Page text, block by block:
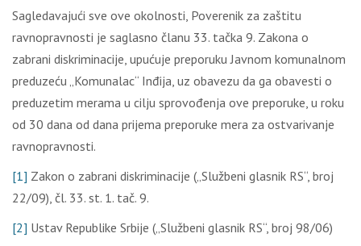
Sagledavajući sve ove okolnosti, Poverenik za zaštitu
ravnopravnosti je saglasno članu 33. tačka 9. Zakona o
zabrani diskriminacije, upućuje preporuku Javnom komunalnom
preduzeću „Komunalac“ Inđija, uz obavezu da ga obavesti o
preduzetim merama u cilјu sprovođenja ove preporuke, u roku
od 30 dana od dana prijema preporuke mera za ostvarivanje
ravnopravnosti.
[1] Zakon o zabrani diskriminacije („Službeni glasnik RS“, broj
22/09), čl. 33. st. 1. tač. 9.
[2] Ustav Republike Srbije („Službeni glasnik RS“, broj 98/06)